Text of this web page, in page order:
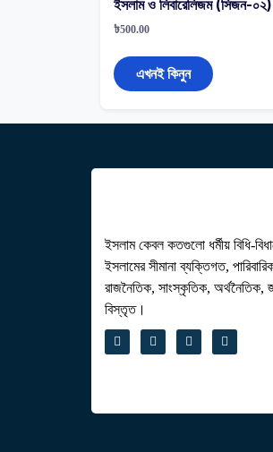
ইসলাম ও লিবারেলিজম (সিজন-
৳500.00
এখনই কিনুন
ইসলাম কেবল কতগুলো ধর্মীয় বিধি-
ইসলামের সীমানা ব্যক্তিগত,
রাজনৈতিক, সাংস্কৃতিক, অর্থনৈতিক,
বিস্তৃত।